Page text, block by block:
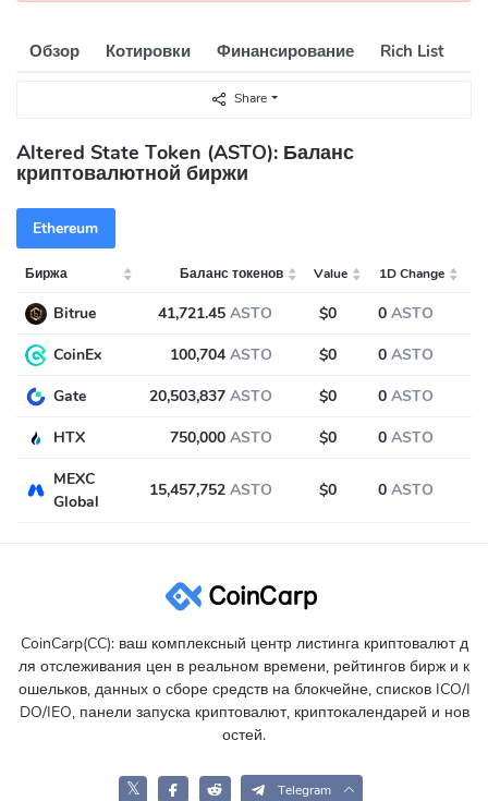
Обзор Котировки Финансирование Rich List
Share
Altered State Token (ASTO): Баланс
криптовалютной биржи
Ethereum
Биржа Баланс токенов Value 1D Change
Bitrue 41,721.45 ASTO $0 0 ASTO
CoinEx
100,704 ASTO $0 0 ASTO
Gate
20,503,837 ASTO $0 0 ASTO
HTX
750,000 ASTO $0 0 ASTO
MEXC
Global
15,457,752 ASTO $0 0 ASTO
CoinCarp(CC): ваш комплексный центр листинга криптовалют д
ля отслеживания цен в реальном времени, рейтингов бирж и к
ошельков, данных о сборе средств на блокчейне, списков ICO/I
DO/IEO, панели запуска криптовалют, криптокалендарей и нов
остей.
𝕏 Telegram